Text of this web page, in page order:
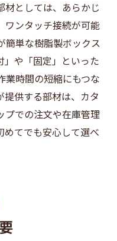
材としては、あらかじ
ワンタッチ接続が可能
簡単な樹脂製ボックス
」や「固定」といった
業時間の短縮にもつな
供する部材は、カタ
プでの注文や在庫管理
めてでも安心して選べ